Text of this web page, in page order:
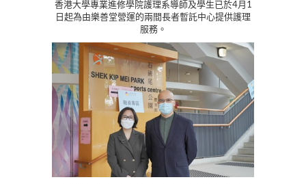
香港大學專業進修學院護理系導師及學生已於4月1
日起為由樂善堂營運的兩間長者暫託中心提供護理
服務。